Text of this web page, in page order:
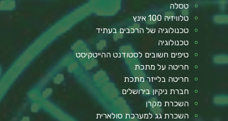
טסלה
טלוויזיה 100 אינץ
טכנולוגיה של הרכבים בעתיד
טכנולוגיה
טיפים חשובים לסטודנט ההייטקיסט
חריטה על מתכת
חריטה בלייזר מתכת
חברת ניקיון בירושלים
השכרת מקרן
השכרת גג למערכת סולארית